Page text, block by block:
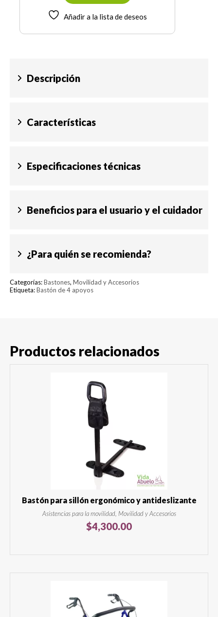
Añadir a la lista de deseos
Descripción
Características
Especificaciones técnicas
Beneficios para el usuario y el cuidador
¿Para quién se recomienda?
Categorías:Bastones, Movilidad y Accesorios
Etiqueta:Bastón de 4 apoyos
Productos relacionados
Bastón para sillón ergonómico y antideslizante
Asistencias para la movilidad, Movilidad y Accesorios
$4,300.00